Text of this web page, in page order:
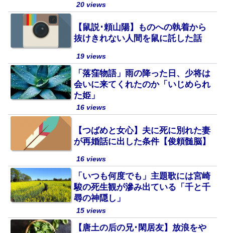
20 views
【鼠説･頼山陽】ものへの執着から
抜けきれない人間を鼠に託した話
19 views
「落窪物語」雨の降った日、少将は
会いに来てくれたのか「いじめられ
た姫」
16 views
【つばめと女心】夫に死に別れた妻
が再婚話に出した条件【俊頼髄脳】
16 views
「いつも何度でも」主題歌には宮崎
駿の死生観が滲み出ている「千と千
尋の神隠し」
15 views
【唐土の后の兄･閑居友】放浪をや